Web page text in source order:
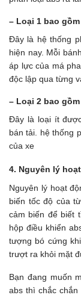
– Loại 1 bao
Đây là hệ thống
hiện nay. Mỗi
áp lực của má
độc lập qua từng
– Loại 2 bao
Đây là loại ít
bán tải. hệ thống
của xe
4. Nguyên lý
Nguyên lý hoạt
biến tốc độ của
cảm biến để biết
hộp điều khiển
tượng bó cứng
trượt ra khỏi mặt
Bạn đang muốn
abs thì chắc